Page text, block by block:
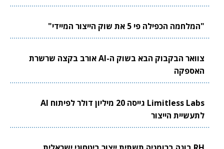
"המלחמה הכפילה פי 5 את שוק הייצור המיידי"
צוואר הבקבוק הבא בשוק ה-AI אורב בקצה שרשרת
האספקה
Limitless Labs גייסה 20 מיליון דולר לפיתוח AI
לתעשיית הייצור